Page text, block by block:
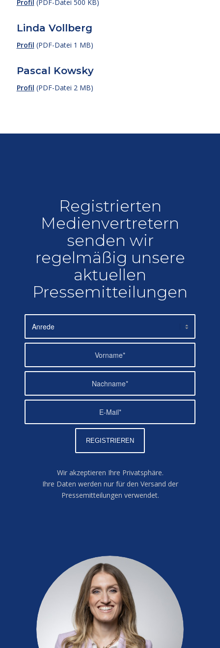
Profil (PDF-Datei 500 KB)
Linda Vollberg
Profil (PDF-Datei 1 MB)
Pascal Kowsky
Profil (PDF-Datei 2 MB)
Registrierten
Medienvertretern
senden wir
regelmäßig unsere
aktuellen
Pressemitteilungen
Wir akzeptieren Ihre Privatsphäre.
Ihre Daten werden nur für den Versand der
Pressemitteilungen verwendet.